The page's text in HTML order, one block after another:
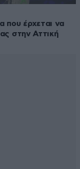
που έρχεται να
στην Αττική